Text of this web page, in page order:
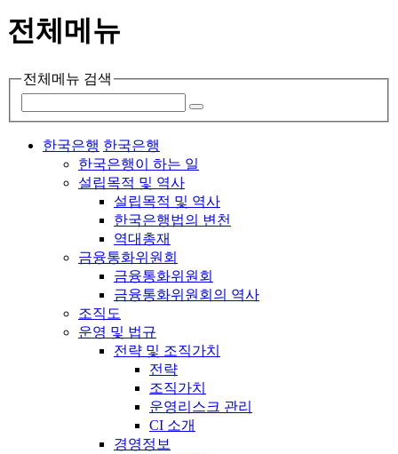
전체메뉴
전체메뉴 검색
한국은행 한국은행
한국은행이 하는 일
설립목적 및 역사
설립목적 및 역사
한국은행법의 변천
역대총재
금융통화위원회
금융통화위원회
금융통화위원회의 역사
조직도
운영 및 법규
전략 및 조직가치
전략
조직가치
운영리스크 관리
CI 소개
경영정보